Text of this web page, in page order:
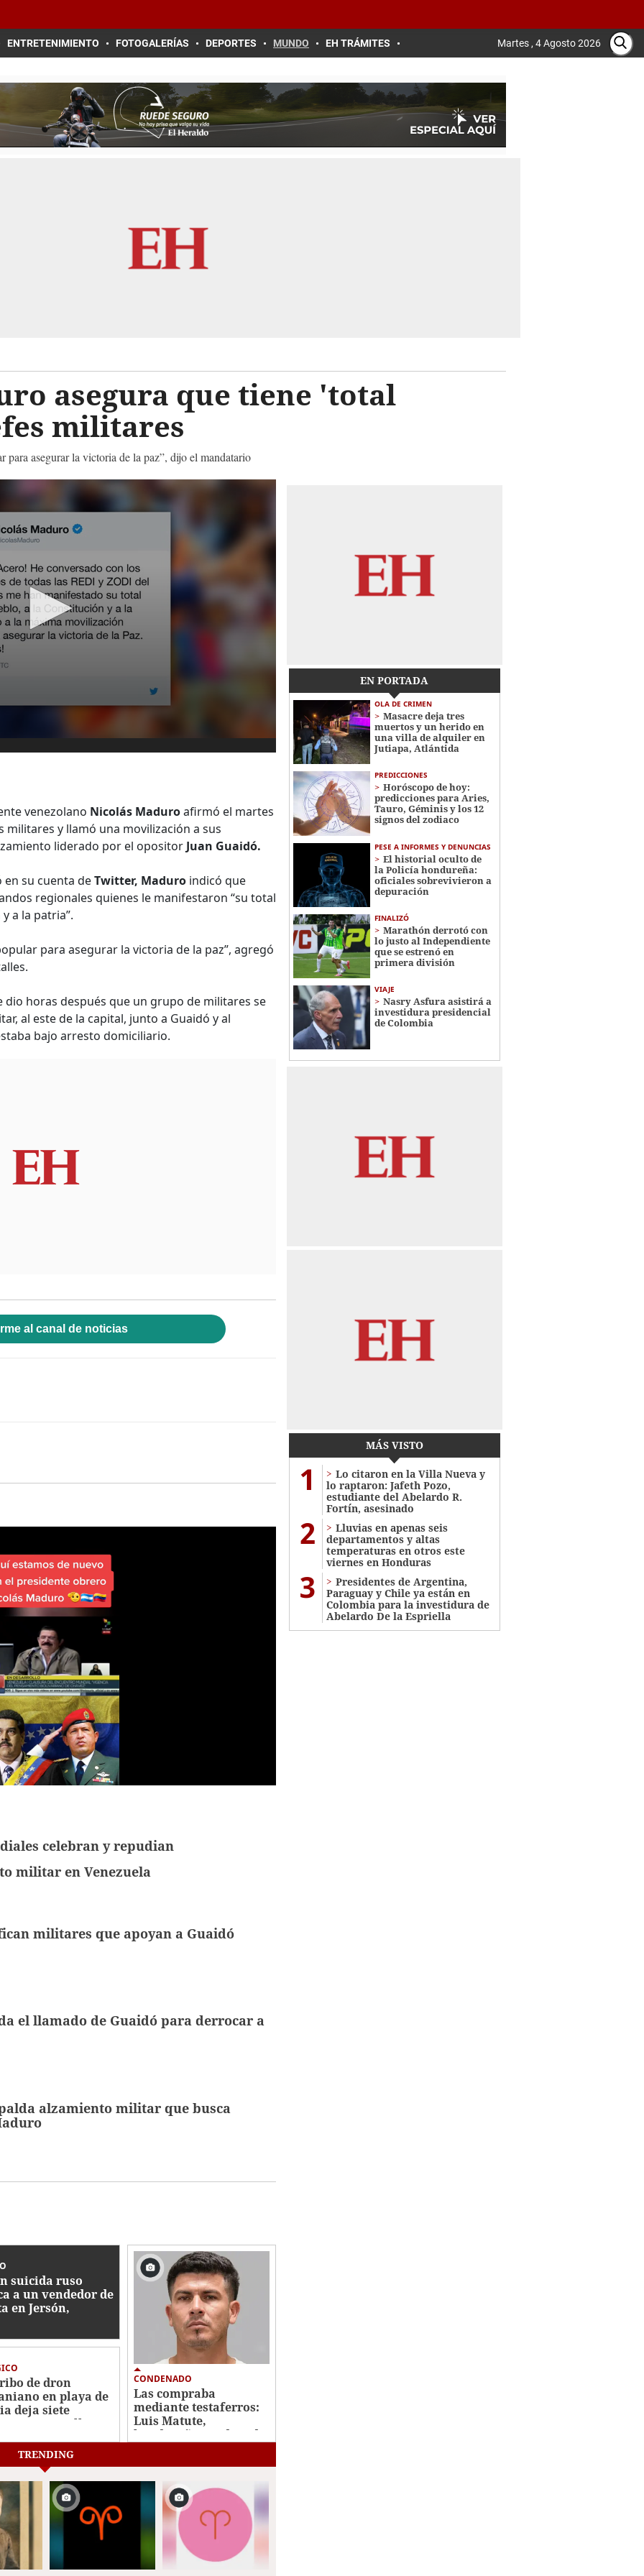
ENTRETENIMIENTO FOTOGALERÍAS DEPORTES MUNDO EH TRÁMITES Martes , 4 Agosto 2026
asegura que tiene 'total
militares
asegurar la victoria de la paz”, dijo el mandatario
venezolano Nicolás Maduroafirmó el martes
militares y llamó una movilización a sus
liderado por el opositor Juan Guaidó.
en su cuenta deTwitter, Maduro indicó que
regionales quienes le manifestaron “su total
a la patria”.
para asegurar la victoria de la paz”, agregó
dio horas después que un grupo de militares se
al este de la capital, junto a Guaidó y al
bajo arresto domiciliario.
al canal de noticias
celebran y repudian
militar enVenezuela
militares que apoyan a Guaidó
el llamado de Guaidó para derrocar a
alzamiento militar que busca
suicida ruso
a un vendedor de
en Jersón,
de dron
en playa de
deja siete
entre ellos
CONDENADO
Las compraba
mediante testaferros:
Luis Matute,
hondureño condenado
EN PORTADA
OLA DE CRIMEN
Masacre deja tres
muertos y un herido en
una villa de alquiler en
Jutiapa, Atlántida
PREDICCIONES
Horóscopo de hoy:
predicciones para Aries,
Tauro, Géminis y los 12
signos del zodiaco
PESE A INFORMES Y DENUNCIAS
El historial oculto de
la Policía hondureña:
oficiales sobrevivieron a
depuración
FINALIZÓ
Marathón derrotó con
lo justo al Independiente
que se estrenó en
primera división
VIAJE
Nasry Asfura asistirá a
investidura presidencial
de Colombia
MÁS VISTO
1
Lo citaron en la Villa Nueva y
lo raptaron: Jafeth Pozo,
estudiante del Abelardo R.
Fortín, asesinado
2
Lluvias en apenas seis
departamentos y altas
temperaturas en otros este
viernes en Honduras
3
Presidentes de Argentina,
Paraguay y Chile ya están en
Colombia para la investidura de
Abelardo De la Espriella
TRENDING